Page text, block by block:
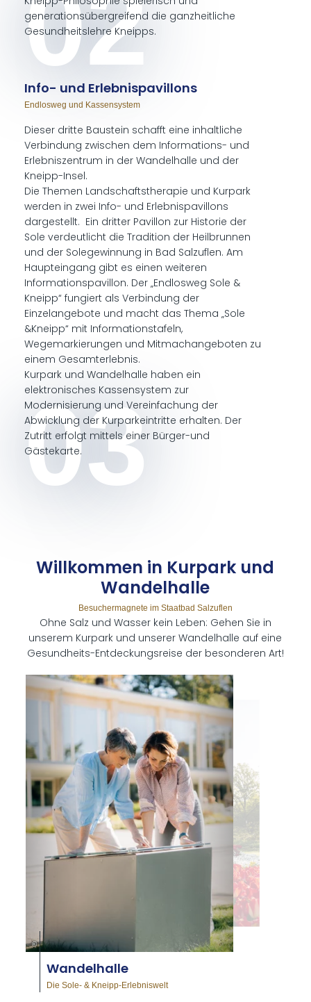
generationsübergreifend die ganzheitliche
Gesundheitslehre Kneipps.
02
In­fo- und Er­leb­nis­pa­vil­lons
End­los­weg und Kas­sen­sys­tem
Dieser dritte Baustein schafft eine inhaltliche
Verbindung zwischen dem Informations- und
Erlebniszentrum in der Wandelhalle und der
Kneipp-Insel.
Die Themen Landschaftstherapie und Kurpark
werden in zwei Info- und Erlebnispavillons
dargestellt. Ein dritter Pavillon zur Historie der
Sole verdeutlicht die Tradition der Heilbrunnen
und der Solegewinnung in Bad Salzuflen. Am
Haupteingang gibt es einen weiteren
Informationspavillon. Der „Endlosweg Sole &
Kneipp“ fungiert als Verbindung der
Einzelangebote und macht das Thema „Sole
&Kneipp“ mit Informationstafeln,
Wegemarkierungen und Mitmachangeboten zu
einem Gesamterlebnis.
Kurpark und Wandelhalle haben ein
elektronisches Kassensystem zur
Modernisierung und Vereinfachung der
Abwicklung der Kurparkeintritte erhalten. Der
Zutritt erfolgt mittels einer Bürger-und
Gästekarte.
03
Will­kom­men in Kur­park und
Wan­del­hal­le
Besuchermagnete im Staatbad Salzuflen
Ohne Salz und Wasser kein Leben: Gehen Sie in
unserem Kurpark und unserer Wandelhalle auf eine
Gesundheits-Entdeckungsreise der besonderen Art!
©
Wan­del­hal­le
Die Sole- & Kneipp-Erlebniswelt